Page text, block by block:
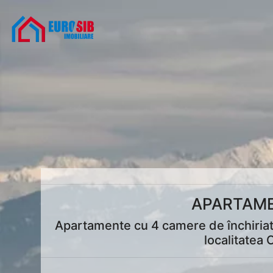
Apartamente cu 4 camere de
localitatea